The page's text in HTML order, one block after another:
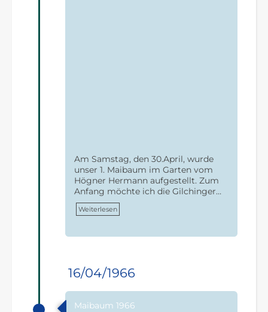
Am Samstag, den 30.April, wurde
unser 1. Maibaum im Garten vom
Högner Hermann aufgestellt. Zum
Anfang möchte ich die Gilchinger…
Weiterlesen
16/04/1966
Maibaum 1966